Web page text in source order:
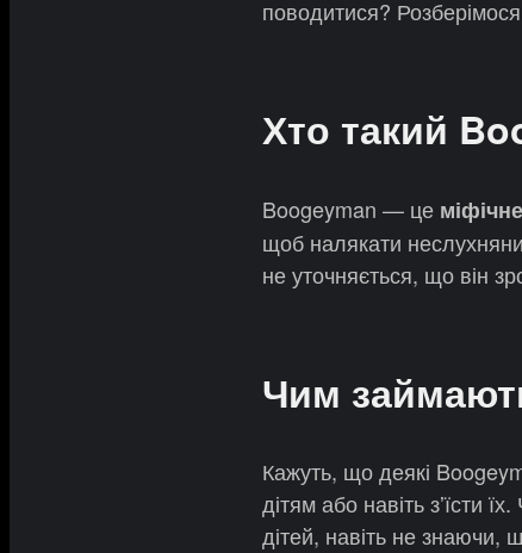
поводитися?
Хто такий
Boogeyman — це
щоб налякати
не уточняється, що він
Чим
Кажуть, що деякі
дітям або навіть зʼїсти
дітей, навіть не знаючи,